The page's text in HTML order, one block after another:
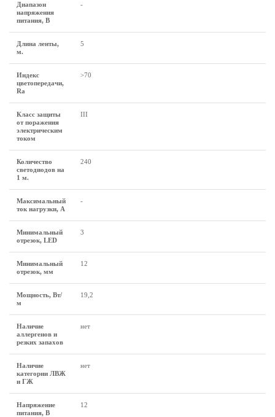
Диапазон
напряжения
питания, В
-
Длина ленты,
м.
5
Индекс
цветопередачи,
Ra
>70
Класс защиты
от поражения
электрическим
током
III
Количество
светодиодов на
1 м.
240
Максимальный
ток нагрузки, А
-
Минимальный
отрезок, LED
3
Минимальный
отрезок, мм
12
Мощность, Вт/
м
19,2
Наличие
аллергенов и
резких запахов
нет
Наличие
категории ЛВЖ
и ГЖ
нет
Напряжение
питания, В
12